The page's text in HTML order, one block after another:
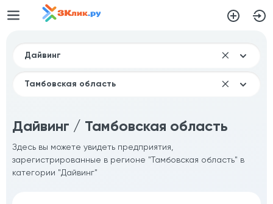
Дайвинг / Тамбовская область
Здесь вы можете увидеть предприятия,
зарегистрированные в регионе "Тамбовская область" в
категории "Дайвинг"